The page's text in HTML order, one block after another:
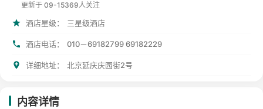
更新于 09-15369人关注
酒店星级： 三星级酒店
酒店电话： 010－69182799 69182229
详细地址： 北京延庆庆园街2号
内容详情